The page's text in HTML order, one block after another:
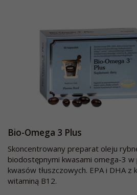
Bio-Omega 3 Plus
Skoncentrowany preparat oleju
biodostępnymi kwasami omega-3 w
kwasów tłuszczowych. EPA i DHA z
witaminą B12.